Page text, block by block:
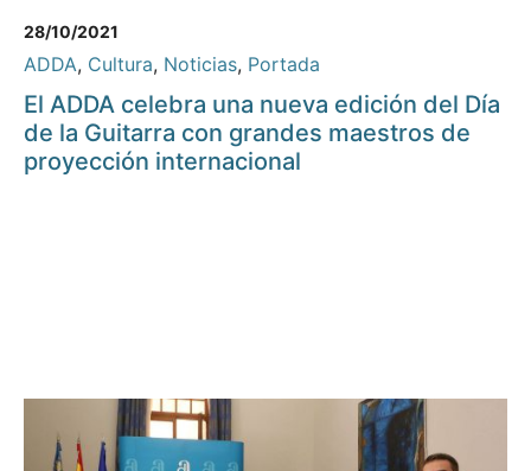
28/10/2021
ADDA, Cultura, Noticias, Portada
El ADDA celebra una nueva edición del Día
de la Guitarra con grandes maestros de
proyección internacional